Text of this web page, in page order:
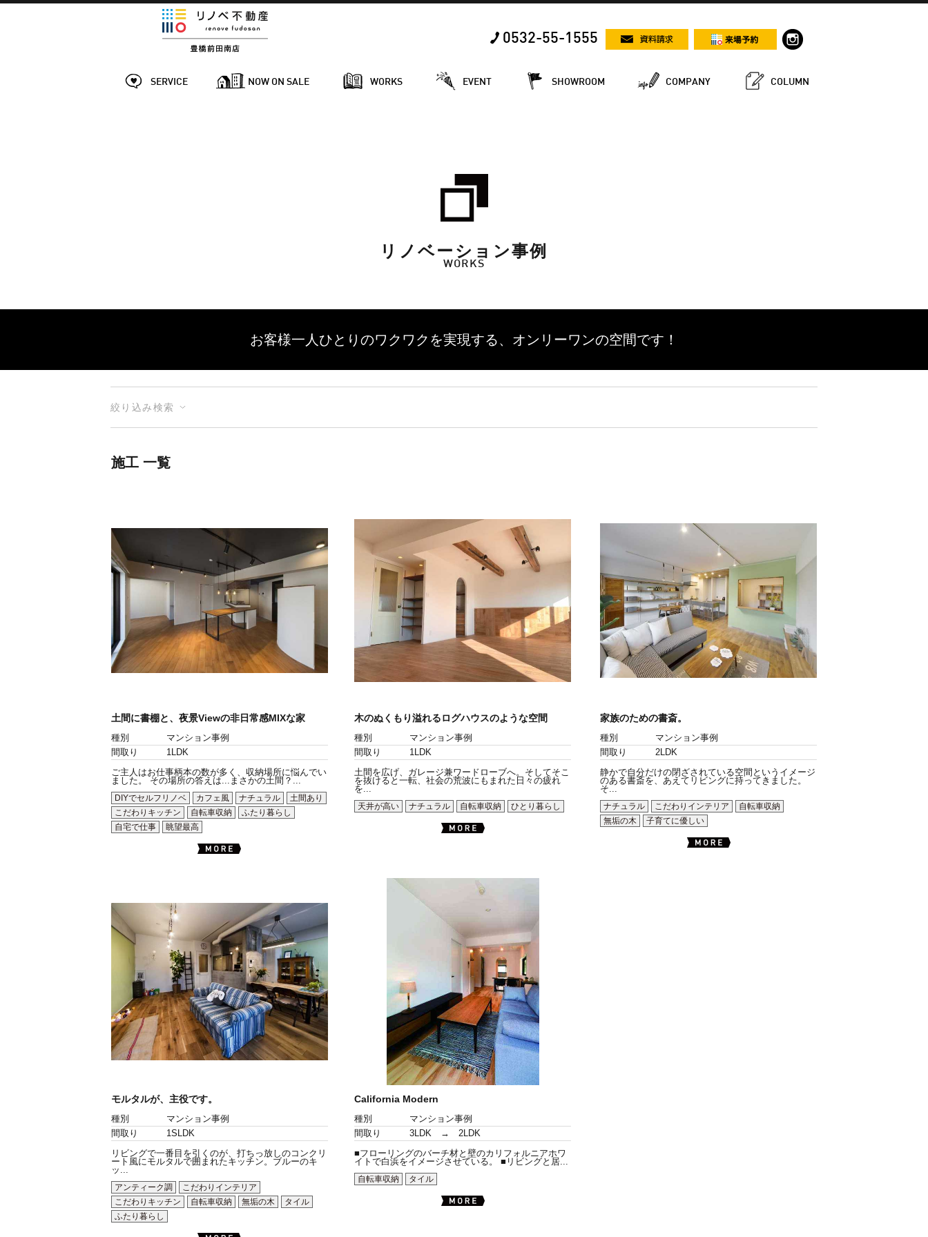
0532-55-1555
SERVICE NOW ON SALE WORKS EVENT SHOWROOM COMPANY COLUMN
リノベーション事例
WORKS
お客様一人ひとりのワクワクを実現する、 オンリーワンの空間です！
絞り込み検索
施工 一覧
土間に書棚と、夜景Viewの非日常感MIXな家
種別
マンション事例
間取り
1LDK
ご主人はお仕事柄本の数が多く、収納場所に悩んでい
ました。 その場所の答えは...まさかの土間？...
DIYでセルフリノベ
カフェ風 ナチュラル
土間あり
こだわりキッチン
自転車収納
ふたり暮らし
自宅で仕事
眺望最高
木のぬくもり溢れるログハウスのような空間
種別
マンション事例
間取り
1LDK
土間を広げ、ガレージ兼ワードローブへ。そしてそこ
を抜けると一転、社会の荒波にもまれた日々の疲れ
を...
天井が高い
ナチュラル 自転車収納 ひとり暮らし
家族のための書斎。
種別
マンション事例
間取り
2LDK
静かで自分だけの閉ざされている空間というイメージ
のある書斎を、あえてリビングに持ってきました。
そ...
ナチュラル
こだわりインテリア
自転車収納
無垢の木
子育てに優しい
モルタルが、主役です。
種別
マンション事例
間取り
1SLDK
リビングで一番目を引くのが、打ちっ放しのコンクリ
ート風にモルタルで囲まれたキッチン。ブルーのキ
ッ...
アンティーク調
こだわりインテリア
こだわりキッチン
自転車収納 無垢の木
タイル
ふたり暮らし
California Modern
種別
マンション事例
間取り
3LDK → 2LDK
■フローリングのバーチ材と壁のカリフォルニアホワ
イトで白浜をイメージさせている。 ■リビングと居...
自転車収納
タイル